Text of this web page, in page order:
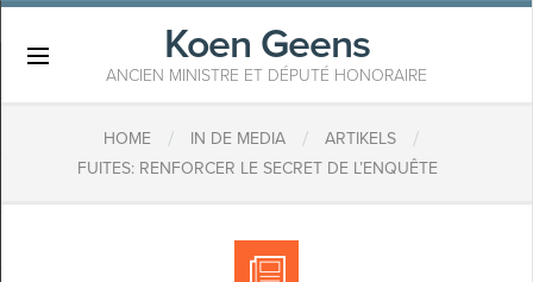
Koen Geens
ANCIEN MINISTRE ET DÉPUTÉ HONORAIRE
HOME / IN DE MEDIA / ARTIKELS /
FUITES: RENFORCER LE SECRET DE L’ENQUÊTE